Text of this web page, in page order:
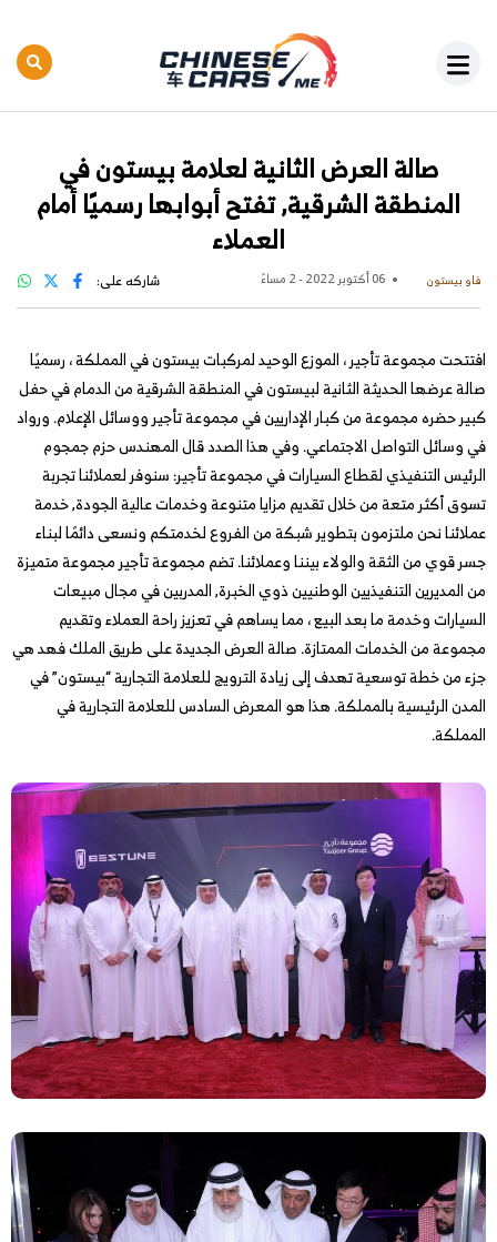
صالة العرض الثانية لعلامة بيستون في
المنطقة الشرقية, تفتح أبوابها رسميًا أمام
العملاء
فاو بيستون 06 أكتوبر 2022 - 2 مساءً شاركه على:
افتتحت مجموعة تأجير ، الموزع الوحيد لمركبات بيستون في المملكة ، رسميًا
صالة عرضها الحديثة الثانية لبيستون في المنطقة الشرقية من الدمام في حفل
كبير حضره مجموعة من كبار الإداريين في مجموعة تأجير ووسائل الإعلام. ورواد
في وسائل التواصل الاجتماعي. وفي هذا الصدد قال المهندس حزم جمجوم
الرئيس التنفيذي لقطاع السيارات في مجموعة تأجير: سنوفر لعملائنا تجربة
تسوق أكثر متعة من خلال تقديم مزايا متنوعة وخدمات عالية الجودة, خدمة
عملائنا نحن ملتزمون بتطوير شبكة من الفروع لخدمتكم ونسعى دائمًا لبناء
جسر قوي من الثقة والولاء بيننا وعملائنا. تضم مجموعة تأجير مجموعة متميزة
من المديرين التنفيذيين الوطنيين ذوي الخبرة, المدربين في مجال مبيعات
السيارات وخدمة ما بعد البيع ، مما يساهم في تعزيز راحة العملاء وتقديم
مجموعة من الخدمات الممتازة. صالة العرض الجديدة على طريق الملك فهد هي
جزء من خطة توسعية تهدف إلى زيادة الترويج للعلامة التجارية “بيستون” في
المدن الرئيسية بالمملكة. هذا هو المعرض السادس للعلامة التجارية في
المملكة.